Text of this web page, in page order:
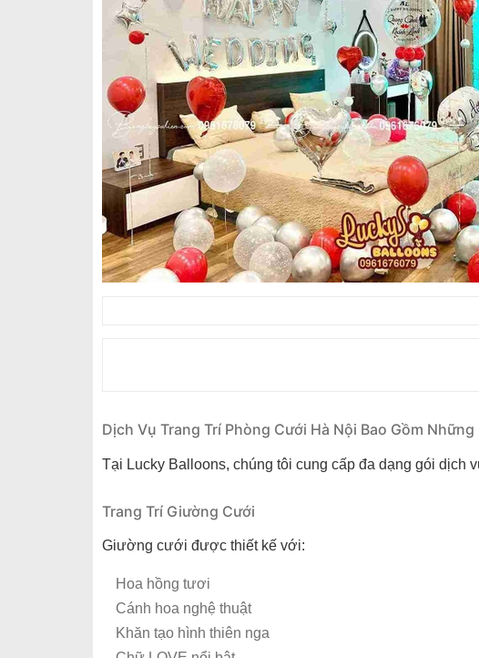
Dịch Vụ Trang Trí Phòng Cưới Hà Nội Bao Gồm Những
Tại Lucky Balloons, chúng tôi cung cấp đa dạng gói dịch
Trang Trí Giường Cưới
Giường cưới được thiết kế với:
Hoa hồng tươi
Cánh hoa nghệ thuật
Khăn tạo hình thiên nga